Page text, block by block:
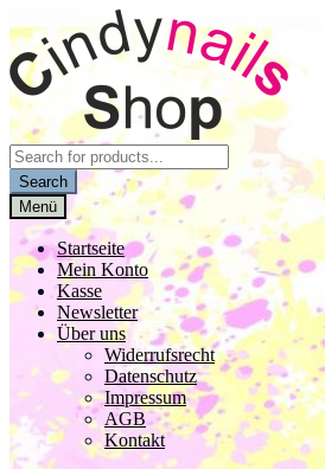
Navigation
springen
Inhalt
springen
Products
search
Search
Menü
Startseite
Mein Konto
Kasse
Newsletter
Über uns
Widerrufsrecht
Datenschutz
Impressum
AGB
Kontakt